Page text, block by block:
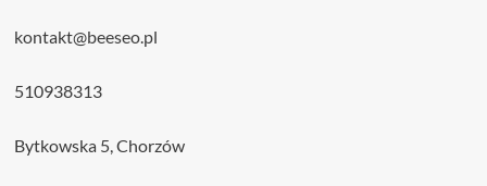
kontakt@beeseo.pl
510938313
Bytkowska 5, Chorzów